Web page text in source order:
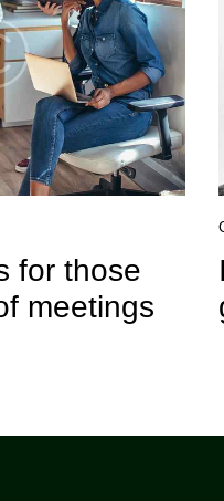
for those
meetings